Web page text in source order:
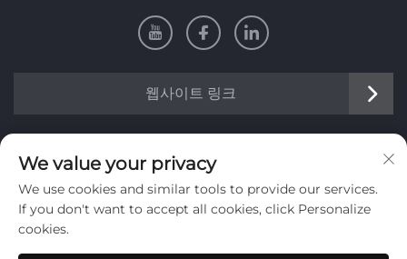
웹사이트 링크
주간 뉴스레터를 받으려면 가입하세요
We value your privacy
We use cookies and similar tools to provide our services.
If you don't want to accept all cookies, click Personalize
cookies.